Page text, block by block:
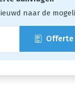
naar de
Offerte